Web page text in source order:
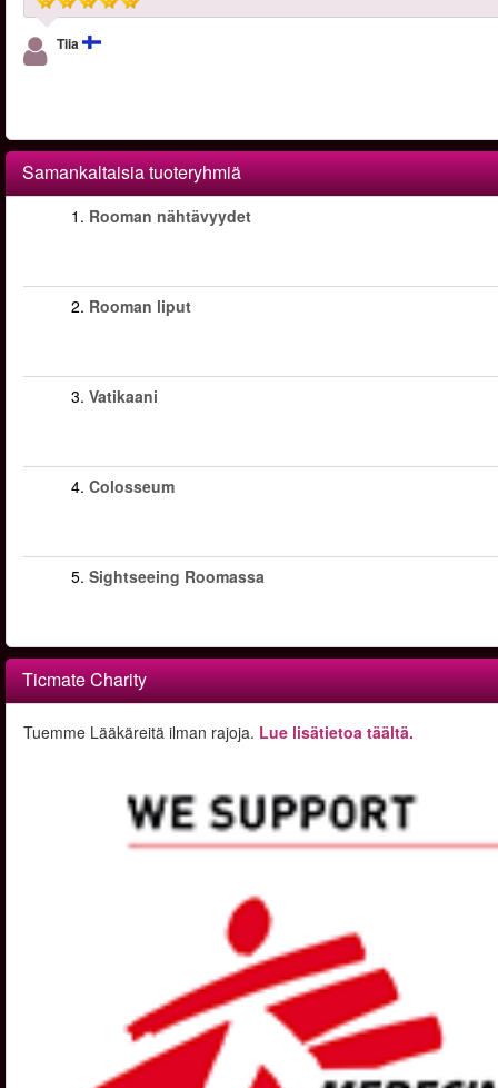
Tiia
Samankaltaisia tuoteryhmiä
1. Rooman nähtävyydet
2. Rooman liput
3. Vatikaani
4. Colosseum
5. Sightseeing Roomassa
Ticmate Charity
Tuemme Lääkäreitä ilman rajoja. Lue lisätietoa täältä.